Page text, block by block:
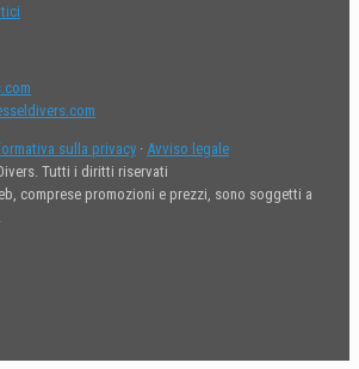
sulla privacy · Avviso legale
Tutti i diritti riservati
comprese promozioni e prezzi, sono soggetti a